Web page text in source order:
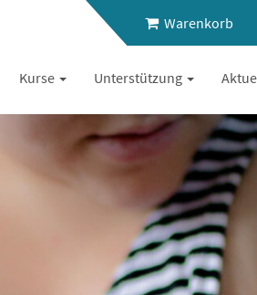
Warenkorb
Kurse Unterstützung